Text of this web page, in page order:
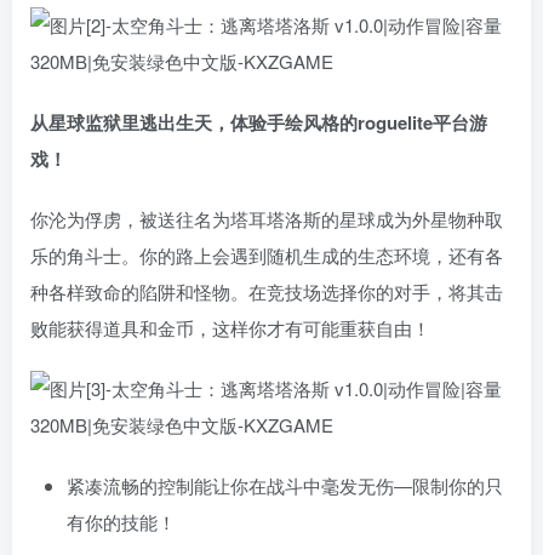
从星球监狱里逃出生天，体验手绘风格的roguelite平台游
戏！
你沦为俘虏，被送往名为塔耳塔洛斯的星球成为外星物种取
乐的角斗士。你的路上会遇到随机生成的生态环境，还有各
种各样致命的陷阱和怪物。在竞技场选择你的对手，将其击
败能获得道具和金币，这样你才有可能重获自由！
紧凑流畅的控制能让你在战斗中毫发无伤―限制你的只
有你的技能！